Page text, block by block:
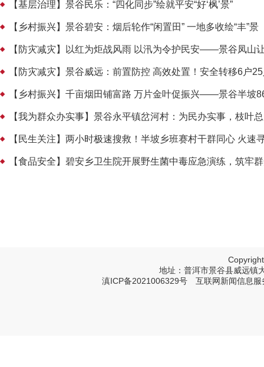
【基层治理】景谷民乐：“四化同步”绘就平安“好‘枫’景”
【乡村振兴】景谷碧安：烟后轮作“闲置田” 一地多收绘“丰”景
【防灾减灾】以红为炬战风雨 以汛为令护民安——景谷凤山
【防灾减灾】景谷威远：前置防控 高效处置！安全转移6户
【乡村振兴】千亩烟田铺富路 万片金叶促振兴——景谷半坡
【我为群众办实事】景谷永平镇岔河村：为民办实事，枝叶
【民生关注】两小时极速搜救！半坡乡班赛村干群同心 火速
【食品安全】碧安乡卫生院开展野生菌中毒应急演练，筑牢
地址：普洱市景谷县威远
滇ICP备2021006329号 互联网新闻信息服